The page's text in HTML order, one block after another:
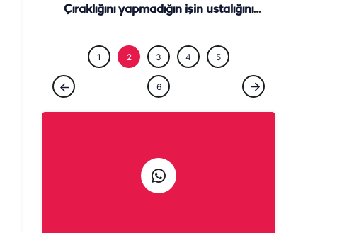
Çıraklığını yapmadığın işin ustalığını
1 2 3 4 5
6